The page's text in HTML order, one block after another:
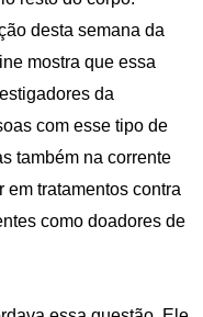
desta semana da
mostra que essa
da
com esse tipo de
também na corrente
tratamentos contra
como doadores de